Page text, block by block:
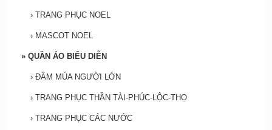
› TRANG PHỤC NOEL
› MASCOT NOEL
» QUẦN ÁO BIỂU DIỄN
› ĐẦM MÚA NGƯỜI LỚN
› TRANG PHỤC THẦN TÀI-PHÚC-LỘC-THỌ
› TRANG PHỤC CÁC NƯỚC